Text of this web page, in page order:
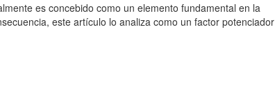
es concebido como un elemento fundamental en la
este artículo lo analiza como un factor potenciador